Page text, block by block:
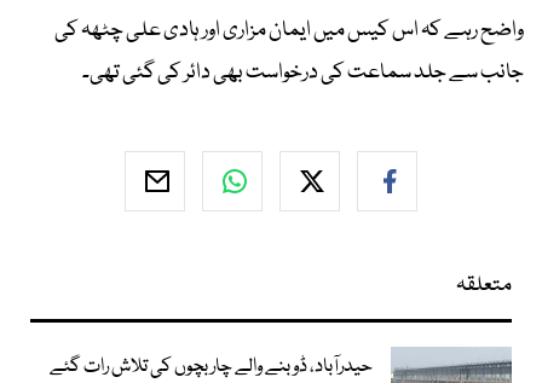
واضح رہے کہ اس کیس میں ایمان مزاری اور ہادی علی چٹھہ کی
جانب سے جلد سماعت کی درخواست بھی دائر کی گئی تھی۔
متعلقہ
حیدرآباد، ڈوبنے والے چار بچوں کی تلاش رات گئے